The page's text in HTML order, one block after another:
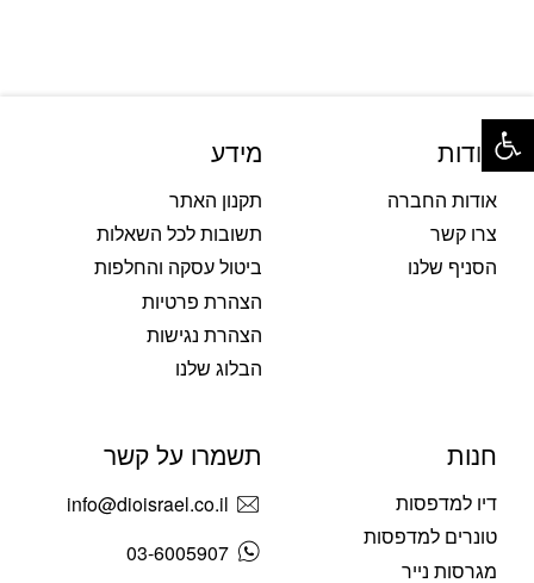
אודות
אודות החברה
צרו קשר
הסניף שלנו
מידע
תקנון האתר
תשובות לכל השאלות
ביטול עסקה והחלפות
הצהרת פרטיות
הצהרת נגישות
הבלוג שלנו
חנות
דיו למדפסות
טונרים למדפסות
מגרסות נייר
תשמרו על קשר
info@dioisrael.co.il
03-6005907
פתח סרגל נגישות